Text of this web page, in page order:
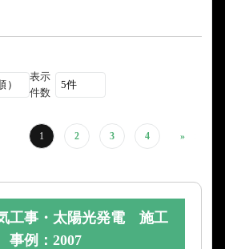
表示
件数
1 2 3 4 »
工事・太陽光発電 施工
事例：2007